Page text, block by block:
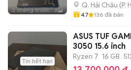
2 tháng trước 3
Q. Hải Châu (P.
4.7 136 đã bán
Tin hết hạn
ASUS TUF
3050 15.6 inch
Ryzen 7 16 GB